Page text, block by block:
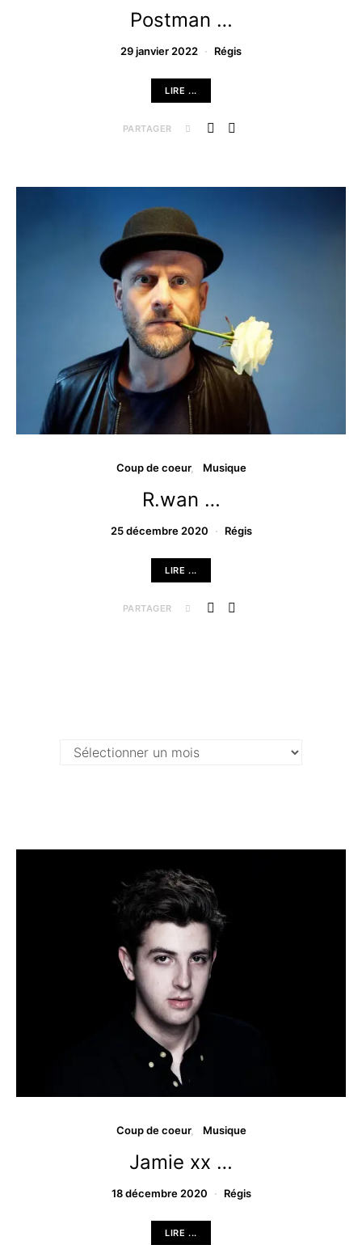
Postman …
29 janvier 2022 Régis
LIRE ...
PARTAGER
Coup de coeur Musique
R.wan …
25 décembre 2020 Régis
LIRE ...
PARTAGER
Archives
Coup de coeur Musique
Jamie xx …
18 décembre 2020 Régis
LIRE ...